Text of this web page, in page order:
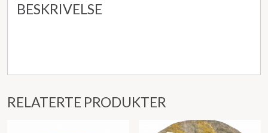
BESKRIVELSE
RELATERTE PRODUKTER